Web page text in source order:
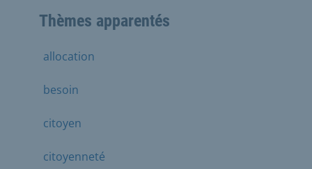
Thèmes apparentés
allocation
besoin
citoyen
citoyenneté